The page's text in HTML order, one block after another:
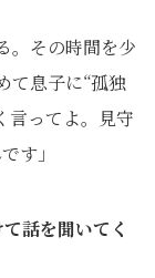
。その時間を少
て息子に“孤独
言ってよ。見守
す」
話を聞いてく